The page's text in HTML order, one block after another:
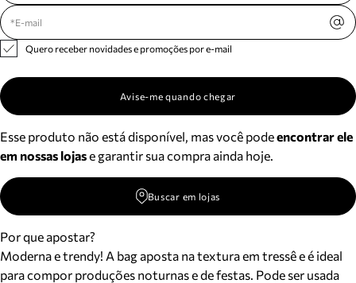
Quero receber novidades e promoções por e-mail
Avise-me quando chegar
Esse produto não está disponível, mas você podeencontrar ele
em nossas lojase garantir sua compra ainda hoje.
Buscar em lojas
Por que apostar?
Moderna e trendy! A bag aposta na textura em tressê e é ideal
para compor produções noturnas e de festas. Pode ser usada